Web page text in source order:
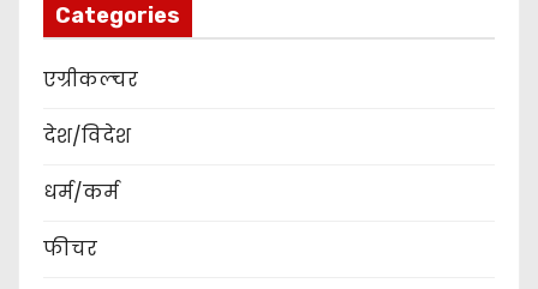
Categories
एग्रीकल्चर
देश/विदेश
धर्म/कर्म
फीचर